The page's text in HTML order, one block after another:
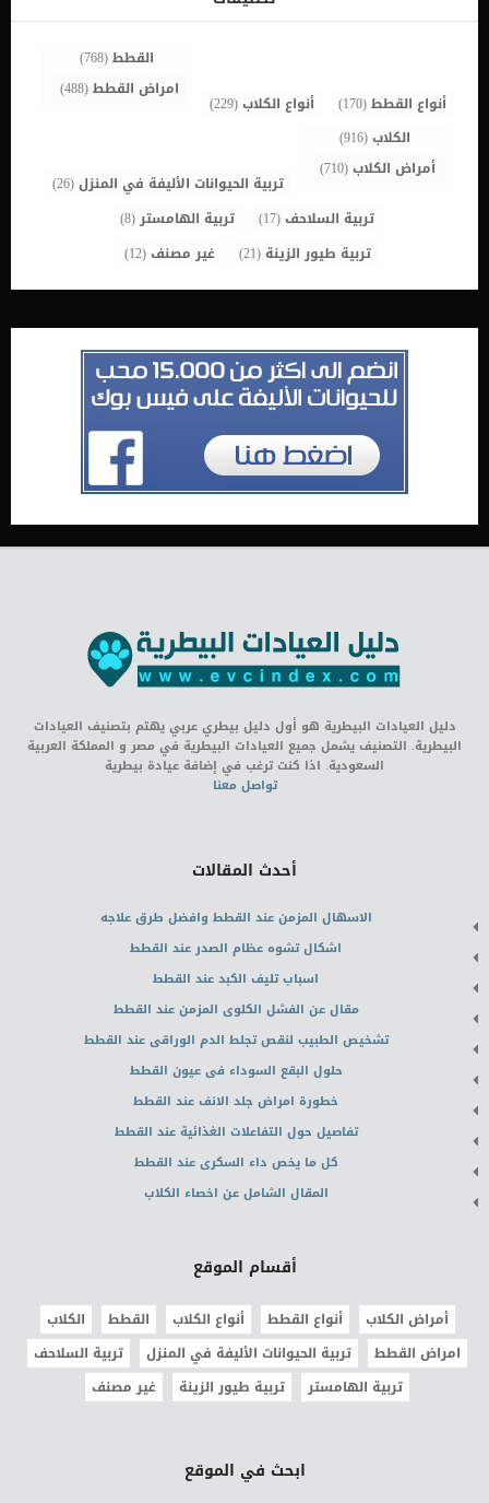
أنواع القطط(170) أنواع الكلاب(229)
القطط(768)
امراض القطط(488)
الكلاب(916)
أمراض الكلاب(710)
تربية الحيوانات الأليفة في المنزل(26)
تربية السلاحف(17) تربية الهامستر(8)
تربية طيور الزينة (21) غير مصنف(12)
دليل العيادات البيطرية هو أول دليل بيطري عربي يهتم بتصنيف العيادات
البيطرية. التصنيف يشمل جميع العيادات البيطرية في مصر و المملكة العربية
السعودية. اذا كنت ترغب في إضافة عيادة بيطرية
تواصل معنا
أحدث المقالات
الاسهال المزمن عند القطط وافضل طرق علاجه
اشكال تشوه عظام الصدر عند القطط
اسباب تليف الكبد عند القطط
مقال عن الفشل الكلوى المزمن عند القطط
تشخيص الطبيب لنقص تجلط الدم الوراقى عند القطط
حلول البقع السوداء فى عيون القطط
خطورة امراض جلد الانف عند القطط
تفاصيل حول التفاعلات الغذائية عند القطط
كل ما يخص داء السكرى عند القطط
المقال الشامل عن اخصاء الكلاب
أقسام الموقع
أمراض الكلاب أنواع القطط أنواع الكلاب القطط
الكلاب
امراض القطط
تربية الحيوانات الأليفة في المنزل
تربية السلاحف
تربية الهامستر
تربية طيور الزينة غير مصنف
ابحث في الموقع